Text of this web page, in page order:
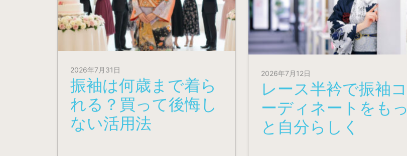
2026年7月31日
振袖は何歳まで着ら
れる？買って後悔し
ない活用法
2026年7月12日
レース半衿で振袖コ
ーディネートをもっ
と自分らしく